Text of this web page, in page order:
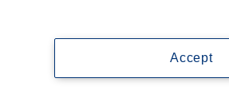
Accept